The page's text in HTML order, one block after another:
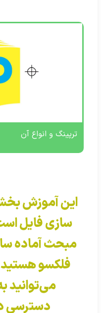
ترپینگ و انواع آن
این آموزش
سازی فایل
مبحث آماده
فلکسو هستید
می‌توانید
دسترسی